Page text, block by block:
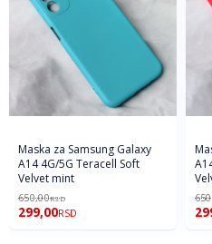
Maska za Samsung Galaxy
A14 4G/5G Teracell Soft
Velvet mint
650,00RSD
299,00RSD